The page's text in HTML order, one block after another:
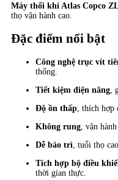
Máy thổi khí Atlas Copco
thọ vận hành cao.
Đặc điểm nổi bật
Công nghệ trục vít
thống.
Tiết kiệm điện năng ,
Độ ồn thấp , thích
Không rung , vận
Dễ bảo trì , tuổi thọ
Tích hợp bộ điều
thời gian thực.